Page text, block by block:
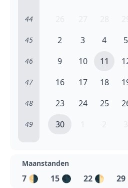
44
45 2 3 4 5
46 9 10 11
47 16 17 18
48 23 24 25
49 30
Maanstanden
7 🌗 15 🌑 22 🌓 29